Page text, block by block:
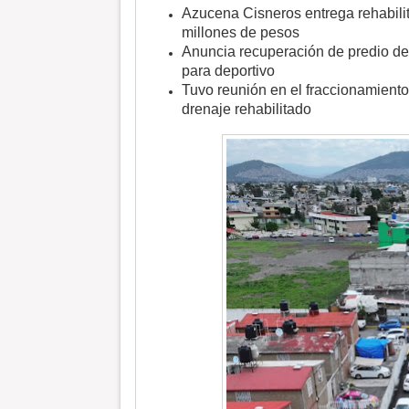
Azucena Cisneros entrega
millones de pesos
Anuncia recuperación de predio
para deportivo
Tuvo reunión en el
drenaje rehabilitado